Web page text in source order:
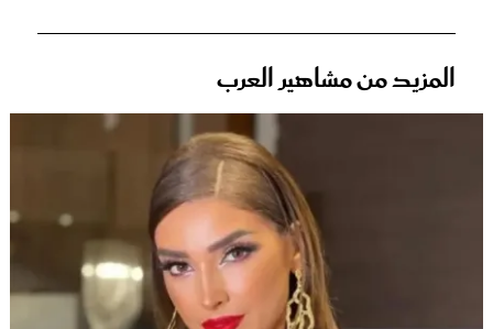
المزيد من مشاهير العرب